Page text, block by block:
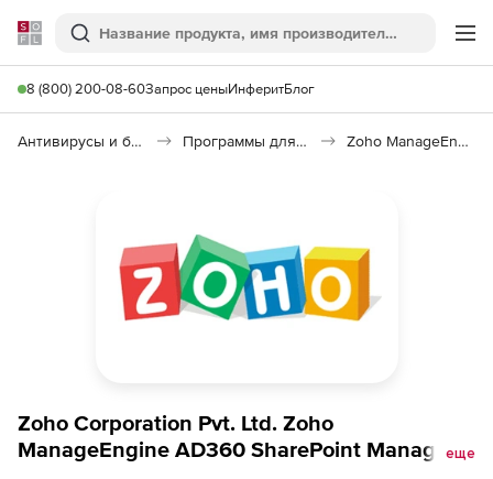
Softline
Поиск
8 (800) 200-08-60Запрос ценыИнферитБлог
Антивирусы и безопасность Программы для защиты информации Zoho ManageEngine AD360 SharePoint Manager Plus
Zoho Corporation Pvt. Ltd. Zoho
ManageEngine AD360 SharePoint Managerеще